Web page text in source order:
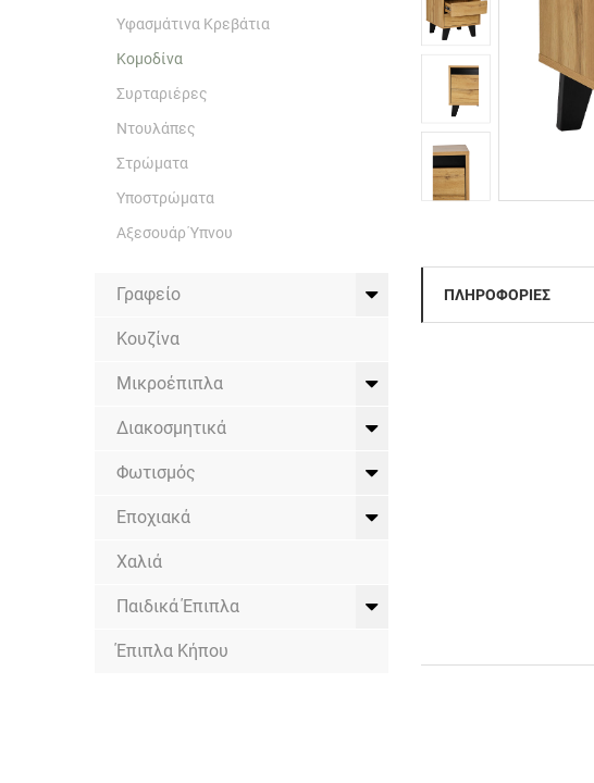
Υφασμάτινα Κρεβάτια
Κομοδίνα
Συρταριέρες
Ντουλάπες
Στρώματα
Υποστρώματα
Αξεσουάρ Ύπνου
Γραφείο
Κουζίνα
Μικροέπιπλα
Διακοσμητικά
Φωτισμός
Εποχιακά
Χαλιά
Παιδικά Έπιπλα
Έπιπλα Κήπου
ΠΛΗΡΟΦΟΡΙΕΣ